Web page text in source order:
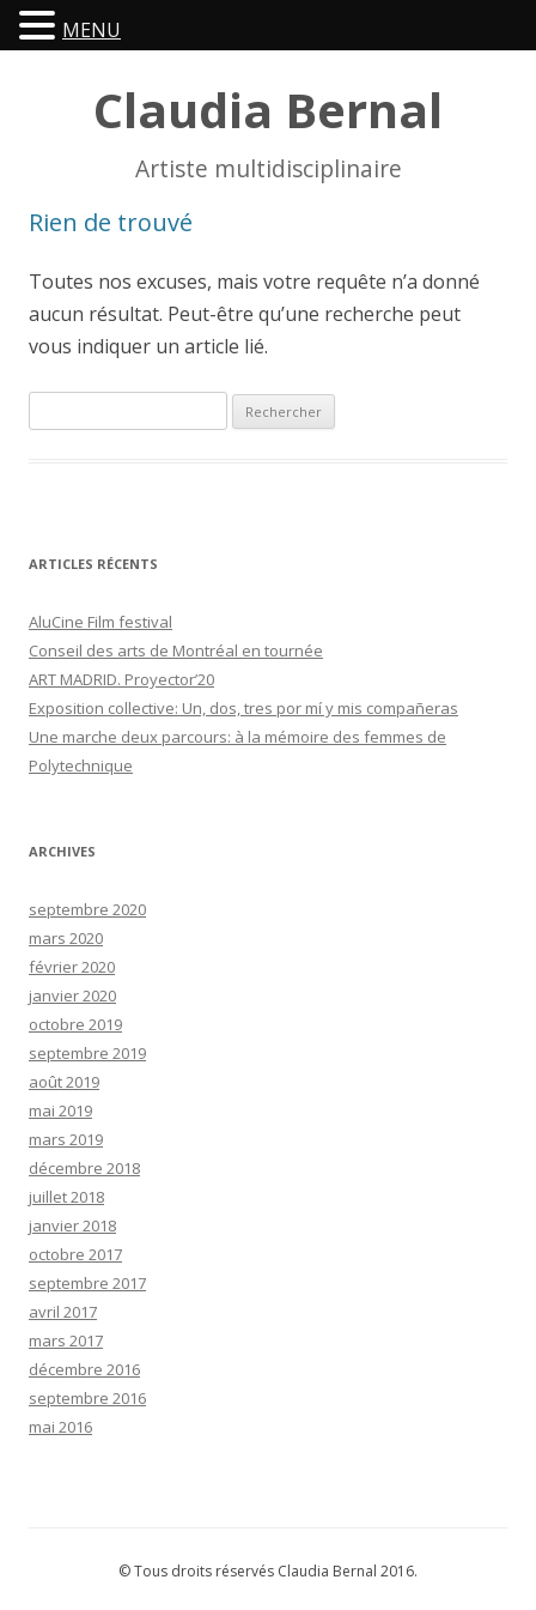
Claudia Bernal
Artiste multidisciplinaire
Rien de trouvé
Toutes nos excuses, mais votre requête n’a donné
aucun résultat. Peut-être qu’une recherche peut
vous indiquer un article lié.
ARTICLES RÉCENTS
AluCine Film festival
Conseil des arts de Montréal en tournée
ART MADRID. Proyector’20
Exposition collective: Un, dos, tres por mí y mis compañeras
Une marche deux parcours: à la mémoire des femmes de
Polytechnique
ARCHIVES
septembre 2020
mars 2020
février 2020
janvier 2020
octobre 2019
septembre 2019
août 2019
mai 2019
mars 2019
décembre 2018
juillet 2018
janvier 2018
octobre 2017
septembre 2017
avril 2017
mars 2017
décembre 2016
septembre 2016
mai 2016
© Tous droits réservés Claudia Bernal 2016.
MENU